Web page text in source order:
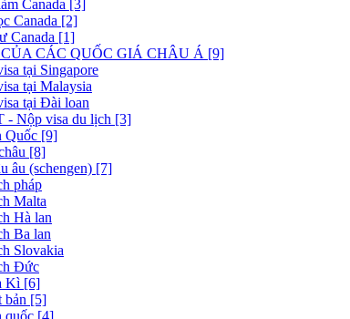
Canada [3]
Canada [2]
Canada [1]
CÁC QUỐC GIÁ CHÂU Á [9]
tại Singapore
tại Malaysia
tại Đài loan
Nộp visa du lịch [3]
Quốc [9]
[8]
âu (schengen) [7]
pháp
Malta
Hà lan
Ba lan
Slovakia
Đức
Kì [6]
bản [5]
quốc [4]